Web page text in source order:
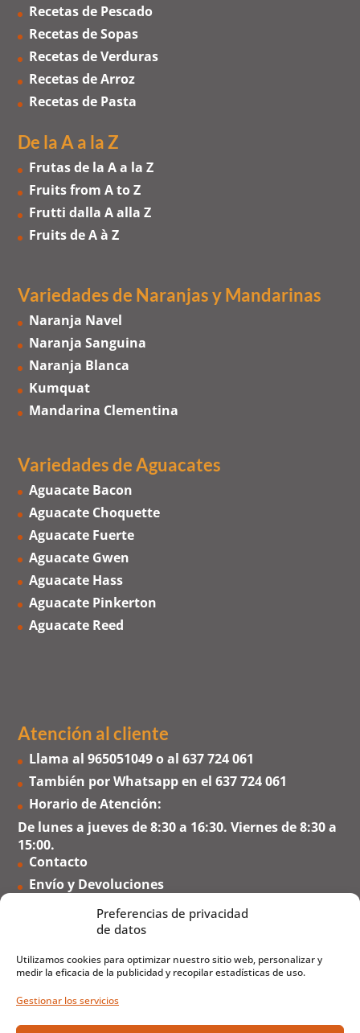
Preferencias de privacidad
de datos
Utilizamos cookies para optimizar nuestro sitio web, personalizar y
medir la eficacia de la publicidad y recopilar estadísticas de uso.
Gestionar los servicios
Recetas de Pescado
Recetas de Sopas
Recetas de Verduras
Recetas de Arroz
Recetas de Pasta
De la A a la Z
Frutas de la A a la Z
Fruits from A to Z
Frutti dalla A alla Z
Fruits de A à Z
Variedades de NaranjasyMandarinas
Naranja Navel
Naranja Sanguina
Naranja Blanca
Kumquat
Mandarina Clementina
Variedades de Aguacates
Aguacate Bacon
Aguacate Choquette
Aguacate Fuerte
Aguacate Gwen
Aguacate Hass
Aguacate Pinkerton
Aguacate Reed
Atención al cliente
Llama al965051049o al637 724 061
También por Whatsapp en el637 724 061
Horario de Atención:
De lunes a jueves de 8:30 a 16:30. Viernes de 8:30 a
15:00.
Contacto
Envío y Devoluciones
Formas de Pago
Preguntas Frecuentes